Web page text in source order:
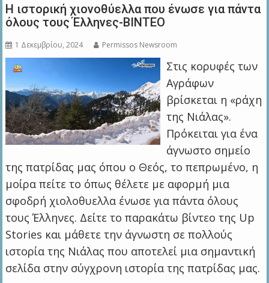
Η ιστορική χιονοθύελλα που ένωσε για πάντα
όλους τους Έλληνες-ΒΙΝΤΕΟ
1 Δεκεμβρίου, 2024 Permissos Newsroom
Στις κορυφές των
Αγράφων
βρίσκεται η «ράχη
της Νιάλας».
Πρόκειται για ένα
άγνωστο σημείο
της πατρίδας μας όπου ο Θεός, το πεπρωμένο, η
μοίρα πείτε το όπως θέλετε με αφορμή μια
σφοδρή χιολοθυελλα ένωσε για πάντα όλους
τους Έλληνες. Δείτε το παρακάτω βίντεο της Up
Stories και μάθετε την άγνωστη σε πολλούς
ιστορία της Νιάλας που αποτελεί μια σημαντική
σελίδα στην σύγχρονη ιστορία της πατρίδας μας.